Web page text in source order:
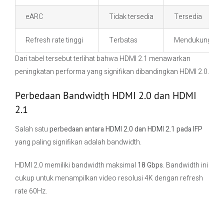
eARC Tidak tersedia Tersedia
Refresh rate tinggi Terbatas
Mendukung
Dari tabel tersebut terlihat bahwa HDMI 2.1 menawarkan
peningkatan performa yang signifikan dibandingkan HDMI 2.0.
Perbedaan Bandwidth HDMI 2.0 dan HDMI
2.1
Salah satuperbedaan antara HDMI 2.0 dan HDMI 2.1 pada IFP
yang paling signifikan adalah bandwidth.
HDMI 2.0 memiliki bandwidth maksimal 18 Gbps. Bandwidth ini
cukup untuk menampilkan video resolusi 4K dengan refresh
rate 60Hz.